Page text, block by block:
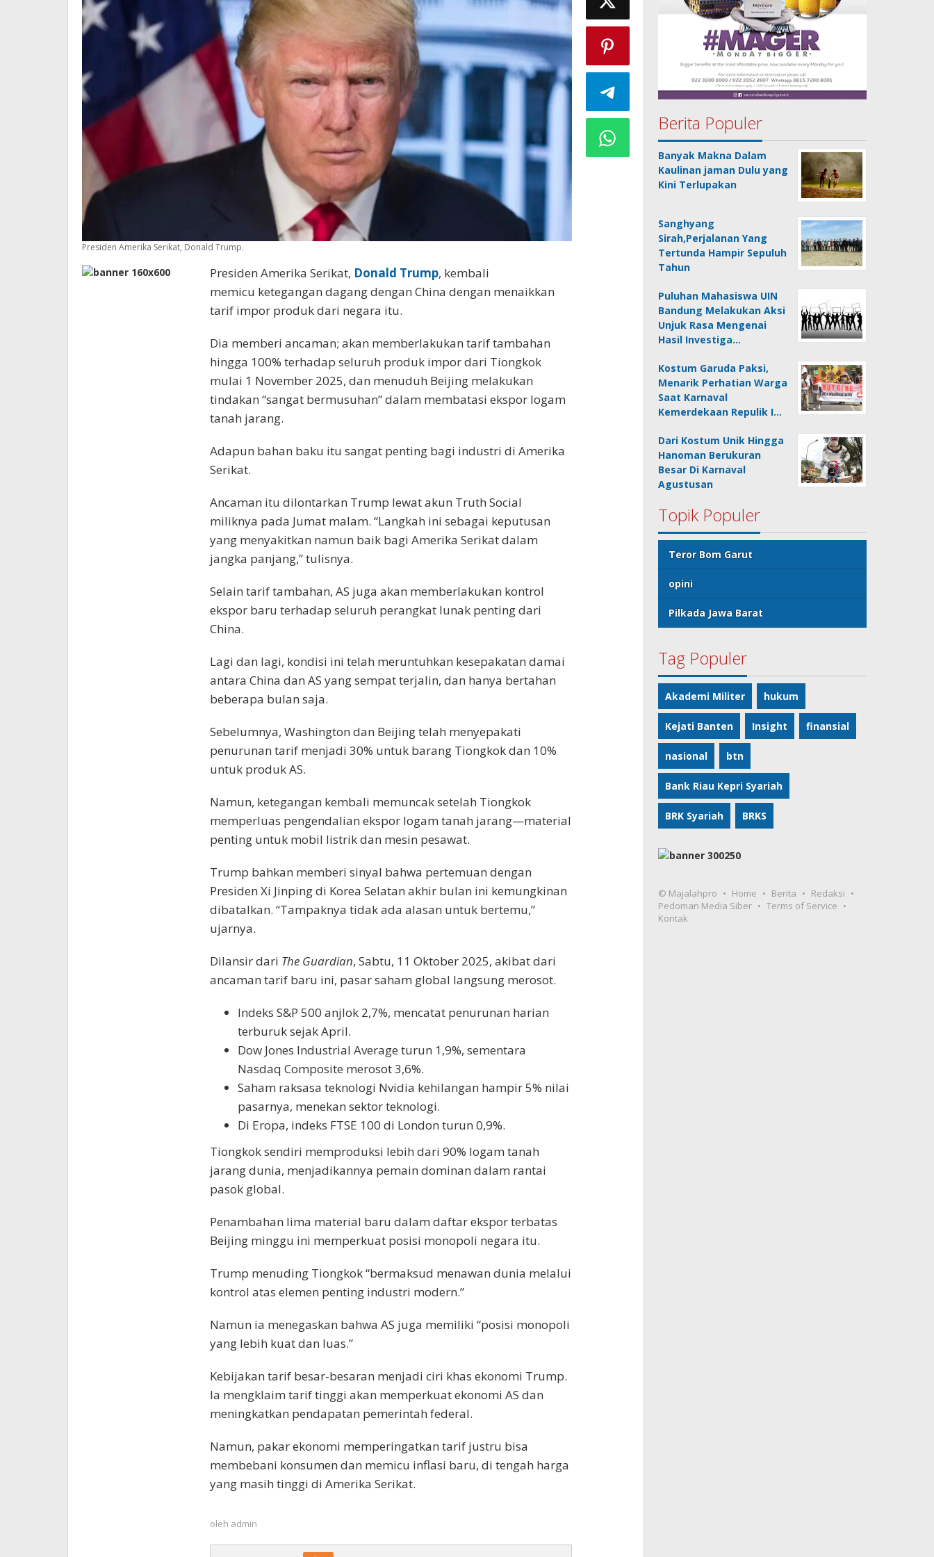
Presiden Amerika Serikat, Donald Trump.
Presiden Amerika Serikat, Donald Trump, kembali
memicu ketegangan dagang dengan China dengan menaikkan
tarif impor produk dari negara itu.
Dia memberi ancaman; akan memberlakukan tarif tambahan
hingga 100% terhadap seluruh produk impor dari Tiongkok
mulai 1 November 2025, dan menuduh Beijing melakukan
tindakan “sangat bermusuhan” dalam membatasi ekspor logam
tanah jarang.
Adapun bahan baku itu sangat penting bagi industri di Amerika
Serikat.
Ancaman itu dilontarkan Trump lewat akun Truth Social
miliknya pada Jumat malam. “Langkah ini sebagai keputusan
yang menyakitkan namun baik bagi Amerika Serikat dalam
jangka panjang,” tulisnya.
Selain tarif tambahan, AS juga akan memberlakukan kontrol
ekspor baru terhadap seluruh perangkat lunak penting dari
China.
Lagi dan lagi, kondisi ini telah meruntuhkan kesepakatan damai
antara China dan AS yang sempat terjalin, dan hanya bertahan
beberapa bulan saja.
Sebelumnya, Washington dan Beijing telah menyepakati
penurunan tarif menjadi 30% untuk barang Tiongkok dan 10%
untuk produk AS.
Namun, ketegangan kembali memuncak setelah Tiongkok
memperluas pengendalian ekspor logam tanah jarang—material
penting untuk mobil listrik dan mesin pesawat.
Trump bahkan memberi sinyal bahwa pertemuan dengan
Presiden Xi Jinping di Korea Selatan akhir bulan ini kemungkinan
dibatalkan. “Tampaknya tidak ada alasan untuk bertemu,”
ujarnya.
Dilansir dari The Guardian, Sabtu, 11 Oktober 2025, akibat dari
ancaman tarif baru ini, pasar saham global langsung merosot.
Indeks S&P 500 anjlok 2,7%, mencatat penurunan harian
terburuk sejak April.
Dow Jones Industrial Average turun 1,9%, sementara
Nasdaq Composite merosot 3,6%.
Saham raksasa teknologi Nvidia kehilangan hampir 5% nilai
pasarnya, menekan sektor teknologi.
Di Eropa, indeks FTSE 100 di London turun 0,9%.
Tiongkok sendiri memproduksi lebih dari 90% logam tanah
jarang dunia, menjadikannya pemain dominan dalam rantai
pasok global.
Penambahan lima material baru dalam daftar ekspor terbatas
Beijing minggu ini memperkuat posisi monopoli negara itu.
Trump menuding Tiongkok “bermaksud menawan dunia melalui
kontrol atas elemen penting industri modern.”
Namun ia menegaskan bahwa AS juga memiliki “posisi monopoli
yang lebih kuat dan luas.”
Kebijakan tarif besar-besaran menjadi ciri khas ekonomi Trump.
Ia mengklaim tarif tinggi akan memperkuat ekonomi AS dan
meningkatkan pendapatan pemerintah federal.
Namun, pakar ekonomi memperingatkan tarif justru bisa
membebani konsumen dan memicu inflasi baru, di tengah harga
yang masih tinggi di Amerika Serikat.
oleh admin
Berita Populer
Banyak Makna Dalam
Kaulinan jaman Dulu yang
Kini Terlupakan
Sanghyang
Sirah,Perjalanan Yang
Tertunda Hampir Sepuluh
Tahun
Puluhan Mahasiswa UIN
Bandung Melakukan Aksi
Unjuk Rasa Mengenai
Hasil Investiga…
Kostum Garuda Paksi,
Menarik Perhatian Warga
Saat Karnaval
Kemerdekaan Repulik I…
Dari Kostum Unik Hingga
Hanoman Berukuran
Besar Di Karnaval
Agustusan
Topik Populer
Teror Bom Garut
opini
Pilkada Jawa Barat
Tag Populer
Akademi Militer hukum
Kejati Banten Insight finansial
nasional btn
Bank Riau Kepri Syariah
BRK Syariah BRKS
© Majalahpro Home Berita
Redaksi
Pedoman Media Siber
Terms of Service
Kontak